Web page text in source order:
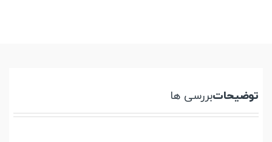
توضیحاتبررسی ها